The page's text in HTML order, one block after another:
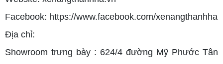
Facebook: https://www.facebook.com/xenangthanhha
Địa chỉ:
Showroom trưng bày : 624/4 đường Mỹ Phước Tân